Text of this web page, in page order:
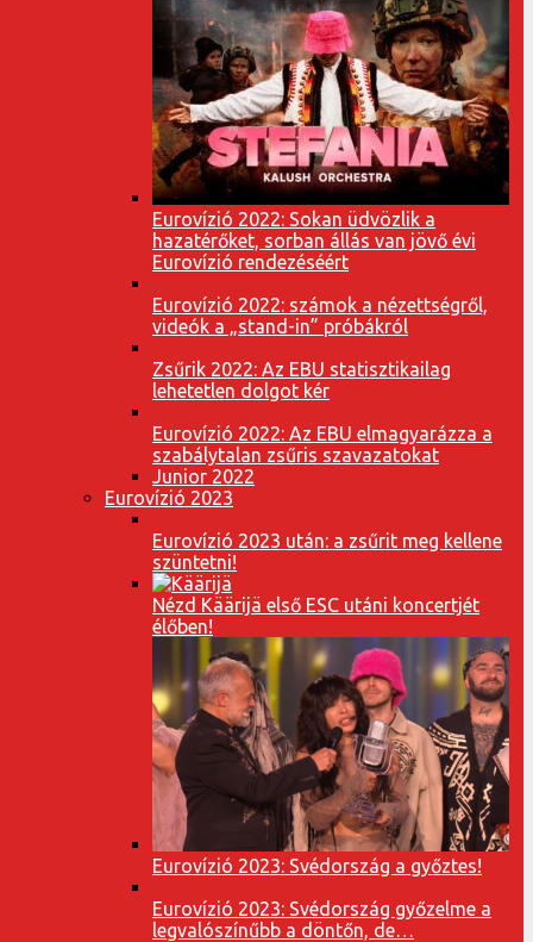
Eurovízió 2022: Sokan üdvözlik a
hazatérőket, sorban állás van jövő évi
Eurovízió rendezéséért
Eurovízió 2022: számok a nézettségről,
videók a „stand-in” próbákról
Zsűrik 2022: Az EBU statisztikailag
lehetetlen dolgot kér
Eurovízió 2022: Az EBU elmagyarázza a
szabálytalan zsűris szavazatokat
Junior 2022
Eurovízió 2023
Eurovízió 2023 után: a zsűrit meg kellene
szüntetni!
Nézd Käärijä első ESC utáni koncertjét
élőben!
Eurovízió 2023: Svédország a győztes!
Eurovízió 2023: Svédország győzelme a
legvalószínűbb a döntőn, de…